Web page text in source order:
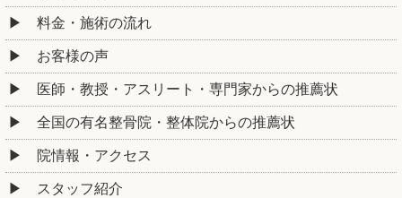
料金・施術の流れ
お客様の声
医師・教授・アスリート・専門家からの推薦状
全国の有名整骨院・整体院からの推薦状
院情報・アクセス
スタッフ紹介